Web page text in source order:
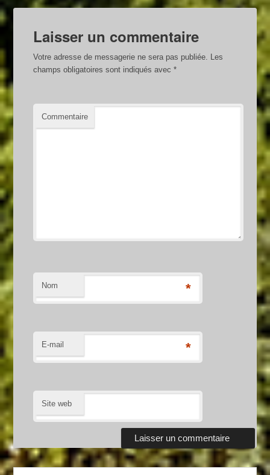
Laisser un commentaire
Votre adresse de messagerie ne sera pas publiée.
Les
champs obligatoires sont indiqués avec*
Commentaire
Nom *
E-mail *
Site web